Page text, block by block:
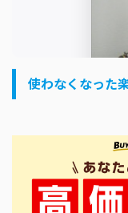
使わなくなった